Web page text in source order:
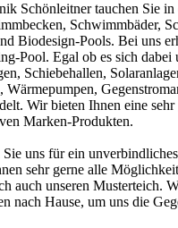
Schönleitner tauchen Sie
Schwimmbäder,
Biodesign-Pools. Bei uns
Pool. Egal ob es sich dabei
Schiebehallen,
Wärmepumpen,
Wir bieten Ihnen eine
Marken-Produkten.
uns für ein
sehr gerne alle
auch unseren Musterteich.
nach Hause, um uns die